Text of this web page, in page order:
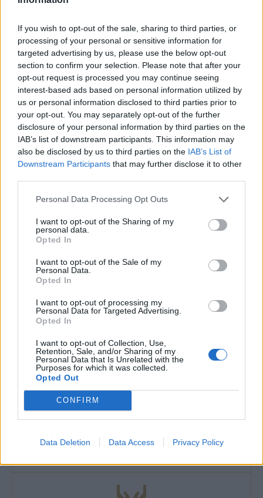
If you wish to opt-out of the sale, sharing to third parties, or
processing of your personal or sensitive information for
targeted advertising by us, please use the below opt-out
section to confirm your selection. Please note that after your
opt-out request is processed you may continue seeing
interest-based ads based on personal information utilized by
us or personal information disclosed to third parties prior to
your opt-out. You may separately opt-out of the further
disclosure of your personal information by third parties on the
IAB’s list of downstream participants. This information may
also be disclosed by us to third parties on the IAB’s List of
Downstream Participants that may further disclose it to other
Personal Data Processing Opt Outs
I want to opt-out of the Sharing of my
personal data.
Opted In
I want to opt-out of the Sale of my
Personal Data.
Opted In
I want to opt-out of processing my
Personal Data for Targeted Advertising.
Opted In
I want to opt-out of Collection, Use,
Retention, Sale, and/or Sharing of my
Personal Data that Is Unrelated with the
Purposes for which it was collected.
Opted Out
CONFIRM
Data Deletion Data Access Privacy Policy
Σύγκριση + Λίστα
7 Άτομα βλέπουν αυτό το Προϊόν τώρα!
Κωδικός προϊόντος:L500Κατηγορία:Βραχιόλια Μάρκα:
Choice and Creation
Share:
ΠΕΡΙΓΡΑΦΉ
Περιγραφή
Χειροποίητο μακραμέ βραχιόλι λεμόνι σε χρυσή βάση με
ΤΗΛΕΦΩΝΙΚΕΣ ΠΑΡΑΓΓΕΛΙΕΣ
2106610481, 6980957299